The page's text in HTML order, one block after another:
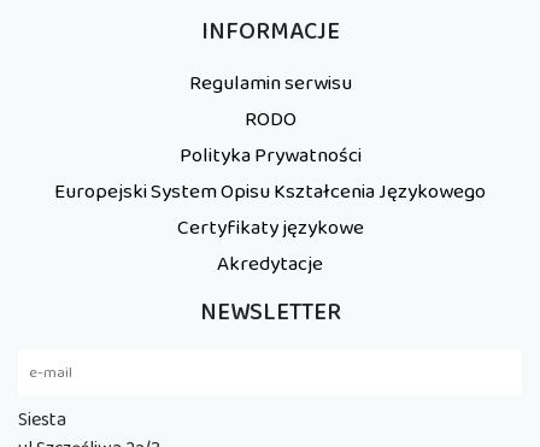
INFORMACJE
Regulamin serwisu
RODO
Polityka Prywatności
Europejski System Opisu Kształcenia Językowego
Certyfikaty językowe
Akredytacje
NEWSLETTER
Siesta